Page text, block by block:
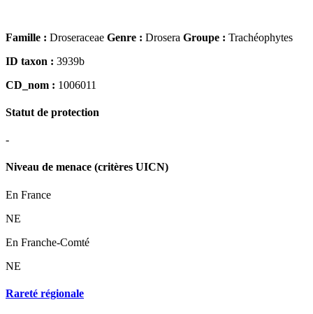
Famille : Droseraceae Genre : Drosera Groupe : Trachéophytes
ID taxon : 3939b
CD_nom : 1006011
Statut de protection
-
Niveau de menace (critères UICN)
En France
NE
En Franche-Comté
NE
Rareté régionale